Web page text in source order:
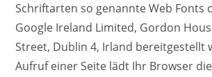
Schriftarten so genannte Web Fonts
Google Ireland Limited, Gordon
Street, Dublin 4, Irland bereitgestellt
Aufruf einer Seite lädt Ihr Browser